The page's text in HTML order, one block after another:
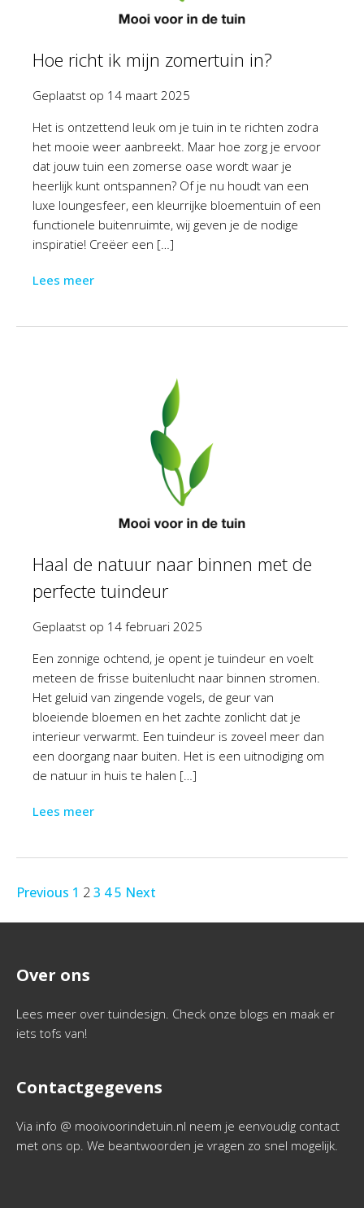
Hoe richt ik mijn zomertuin in?
Geplaatst op 14 maart 2025
Het is ontzettend leuk om je tuin in te richten zodra
het mooie weer aanbreekt. Maar hoe zorg je ervoor
dat jouw tuin een zomerse oase wordt waar je
heerlijk kunt ontspannen? Of je nu houdt van een
luxe loungesfeer, een kleurrijke bloementuin of een
functionele buitenruimte, wij geven je de nodige
inspiratie! Creëer een […]
Lees meer
Haal de natuur naar binnen met de
perfecte tuindeur
Geplaatst op 14 februari 2025
Een zonnige ochtend, je opent je tuindeur en voelt
meteen de frisse buitenlucht naar binnen stromen.
Het geluid van zingende vogels, de geur van
bloeiende bloemen en het zachte zonlicht dat je
interieur verwarmt. Een tuindeur is zoveel meer dan
een doorgang naar buiten. Het is een uitnodiging om
de natuur in huis te halen […]
Lees meer
Previous 1 23 45 Next
Over ons
Lees meer over tuindesign. Check onze blogs en maak er
iets tofs van!
Contactgegevens
Via info @ mooivoorindetuin.nl neem je eenvoudig contact
met ons op. We beantwoorden je vragen zo snel mogelijk.